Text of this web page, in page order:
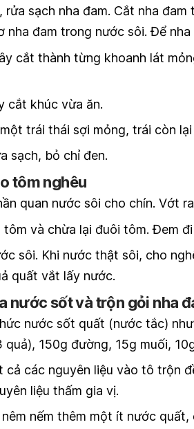
rửa sạch nha đam. Cắt nha
nha đam trong nước sôi. Để
cắt thành từng khoanh lát
cắt khúc vừa ăn.
trái thái sợi mỏng, trái còn lại
sạch, bỏ chỉ đen.
tôm nghêu
quan nước sôi cho chín. Vớt
tôm và chừa lại đuôi tôm. Đem
sôi. Khi nước thật sôi, cho
quất vắt lấy nước.
nước sốt và trộn gỏi nha
nước sốt quất (nước tắc)
quả), 150g đường, 15g muối,
cả các nguyên liệu vào tô trộn
liệu thấm gia vị.
nếm thêm một ít nước